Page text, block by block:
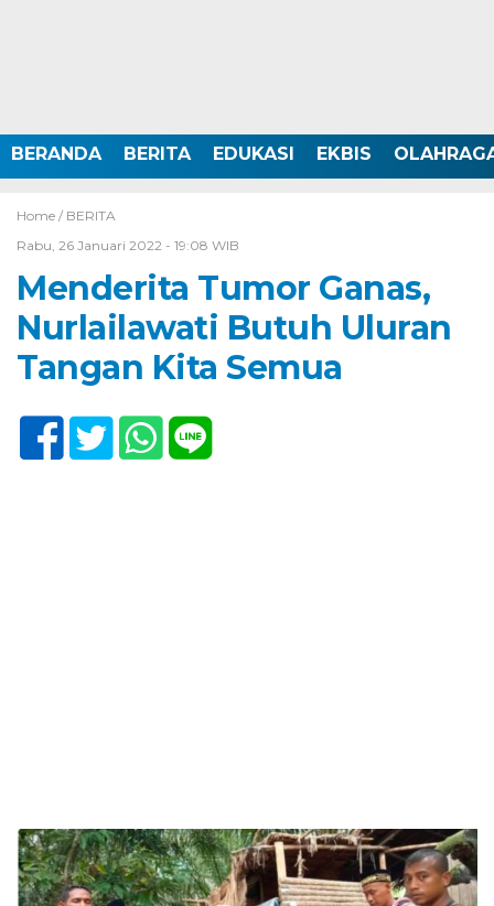
BERANDA BERITA EDUKASI EKBIS
Home / BERITA
Rabu, 26 Januari 2022 - 19:08 WIB
Menderita Tumor Ganas,
Nurlailawati Butuh Uluran
Tangan Kita Semua